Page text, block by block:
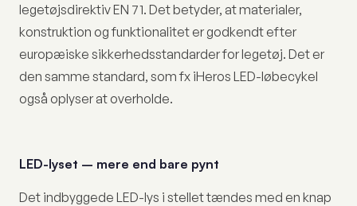
legetøjsdirektiv EN 71. Det betyder, at materialer,
konstruktion og funktionalitet er godkendt efter
europæiske sikkerhedsstandarder for legetøj. Det er
den samme standard, som fx iHeros LED-løbecykel
også oplyser at overholde.
LED-lyset – mere end bare pynt
Det indbyggede LED-lys i stellet tændes med en knap